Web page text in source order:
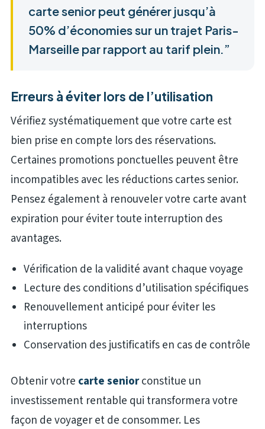
carte senior peut générer jusqu’à
50% d’économies sur un trajet Paris-
Marseille par rapport au tarif plein.”
Erreurs à éviter lors de l’utilisation
Vérifiez systématiquement que votre carte est
bien prise en compte lors des réservations.
Certaines promotions ponctuelles peuvent être
incompatibles avec les réductions cartes senior.
Pensez également à renouveler votre carte avant
expiration pour éviter toute interruption des
avantages.
Vérification de la validité avant chaque voyage
Lecture des conditions d’utilisation spécifiques
Renouvellement anticipé pour éviter les
interruptions
Conservation des justificatifs en cas de contrôle
Obtenir votre carte seniorconstitue un
investissement rentable qui transformera votre
façon de voyager et de consommer. Les